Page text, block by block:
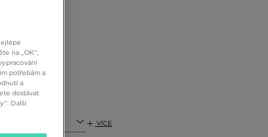
VÍCE
na „OK“,
potřebám a
a
dostávat
Další